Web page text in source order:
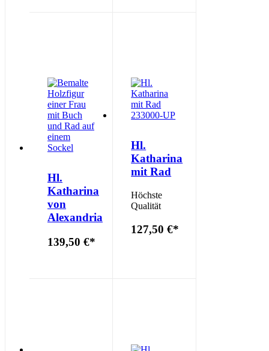
Hl.
Katharina
von
Alexandria
139,50 €*
Hl.
Katharina
mit Rad
Höchste
Qualität
127,50 €*